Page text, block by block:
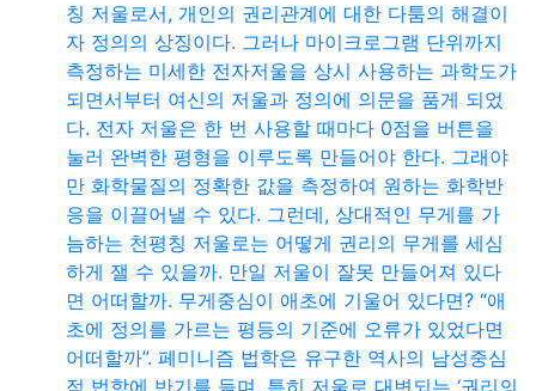
칭 저울로서, 개인의 권리관계에 대한 다툼의 해결이
자 정의의 상징이다. 그러나 마이크로그램 단위까지
측정하는 미세한 전자저울을 상시 사용하는 과학도가
되면서부터 여신의 저울과 정의에 의문을 품게 되었
다. 전자 저울은 한 번 사용할 때마다 0점을 버튼을
눌러 완벽한 평형을 이루도록 만들어야 한다. 그래야
만 화학물질의 정확한 값을 측정하여 원하는 화학반
응을 이끌어낼 수 있다. 그런데, 상대적인 무게를 가
늠하는 천평칭 저울로는 어떻게 권리의 무게를 세심
하게 잴 수 있을까. 만일 저울이 잘못 만들어져 있다
면 어떠할까. 무게중심이 애초에 기울어 있다면? “애
초에 정의를 가르는 평등의 기준에 오류가 있었다면
어떠할까”. 페미니즘 법학은 유구한 역사의 남성중심